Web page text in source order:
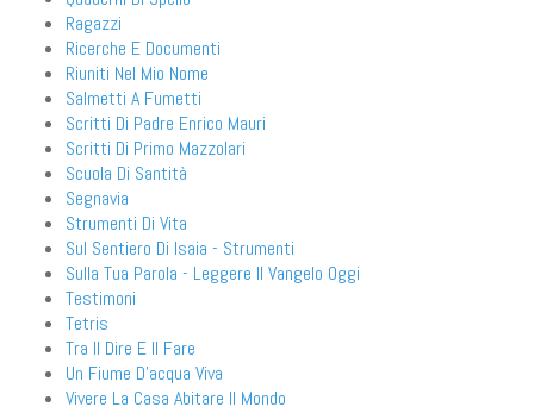
Ragazzi
Ricerche E Documenti
Riuniti Nel Mio Nome
Salmetti A Fumetti
Scritti Di Padre Enrico Mauri
Scritti Di Primo Mazzolari
Scuola Di Santità
Segnavia
Strumenti Di Vita
Sul Sentiero Di Isaia - Strumenti
Sulla Tua Parola - Leggere Il Vangelo Oggi
Testimoni
Tetris
Tra Il Dire E Il Fare
Un Fiume D'acqua Viva
Vivere La Casa Abitare Il Mondo